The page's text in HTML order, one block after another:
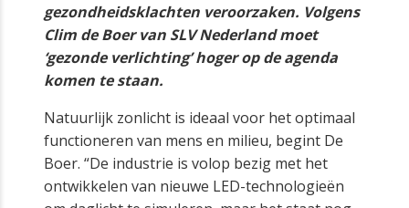
gezondheidsklachten veroorzaken. Volgens
Clim de Boer van SLV Nederland moet
‘gezonde verlichting’ hoger op de agenda
komen te staan.
Natuurlijk zonlicht is ideaal voor het optimaal
functioneren van mens en milieu, begint De
Boer. “De industrie is volop bezig met het
ontwikkelen van nieuwe LED-technologieën